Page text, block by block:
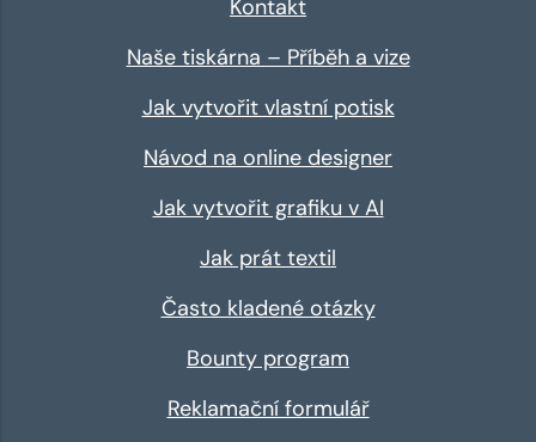
Kontakt
Naše tiskárna – Příběh a vize
Jak vytvořit vlastní potisk
Návod na online designer
Jak vytvořit grafiku v AI
Jak prát textil
Často kladené otázky
Bounty program
Reklamační formulář